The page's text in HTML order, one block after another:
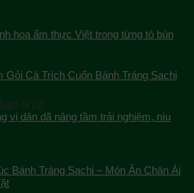
hoa ẩm thực Việt trong từng tô bún
Gỏi Cá Trích Cuốn Bánh Tráng Sachi
bị tắtở
Bật
Gỏi
Cá
vị dân dã nâng tầm trải nghiệm, níu
Bánh Tráng Sachi – Món Ăn Chân Ái